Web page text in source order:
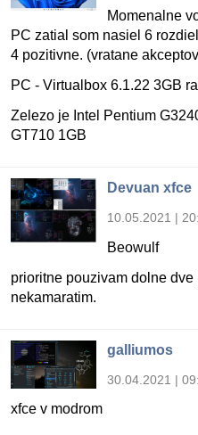
Momenalne
PC zatial som nasiel 6
4 pozitivne. (vratane
PC - Virtualbox 6.1.22 3GB
Zelezo je Intel Pentium
GT710 1GB
Devuan xfce
10.05.2021 |
Beowulf
prioritne pouzivam dolne dve
nekamaratim.
galliumos
30.04.2021 |
xfce v modrom